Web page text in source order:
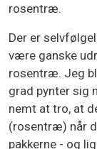
rosentræ.
Der er
være ganske
rosentræ. Jeg
grad pynter sig
nemt at tro, at
(rosentræ) når
pakkerne - og